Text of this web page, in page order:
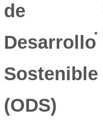
de
Desarrollo
Sostenible
(ODS)